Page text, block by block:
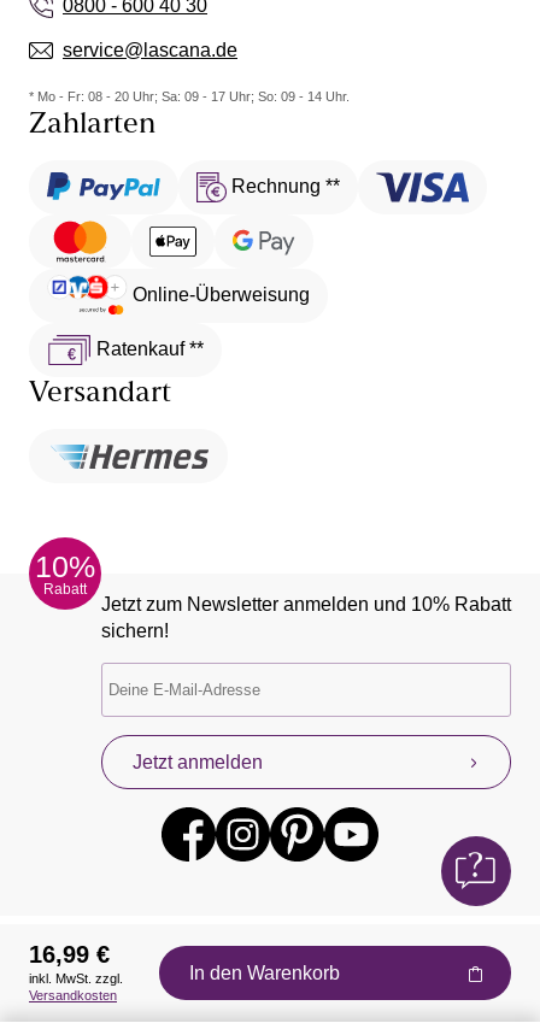
0800 - 600 40 30
service@lascana.de
* Mo - Fr: 08 - 20 Uhr; Sa: 09 - 17 Uhr; So: 09 - 14 Uhr.
Zahlarten
Rechnung **
Online-Überweisung
Ratenkauf **
Versandart
10%
Rabatt
Jetzt zum Newsletter anmelden und 10% Rabatt
sichern!
Jetzt anmelden
Auszeichnungen
16,99 €
inkl. MwSt. zzgl.
Versandkosten
In den Warenkorb